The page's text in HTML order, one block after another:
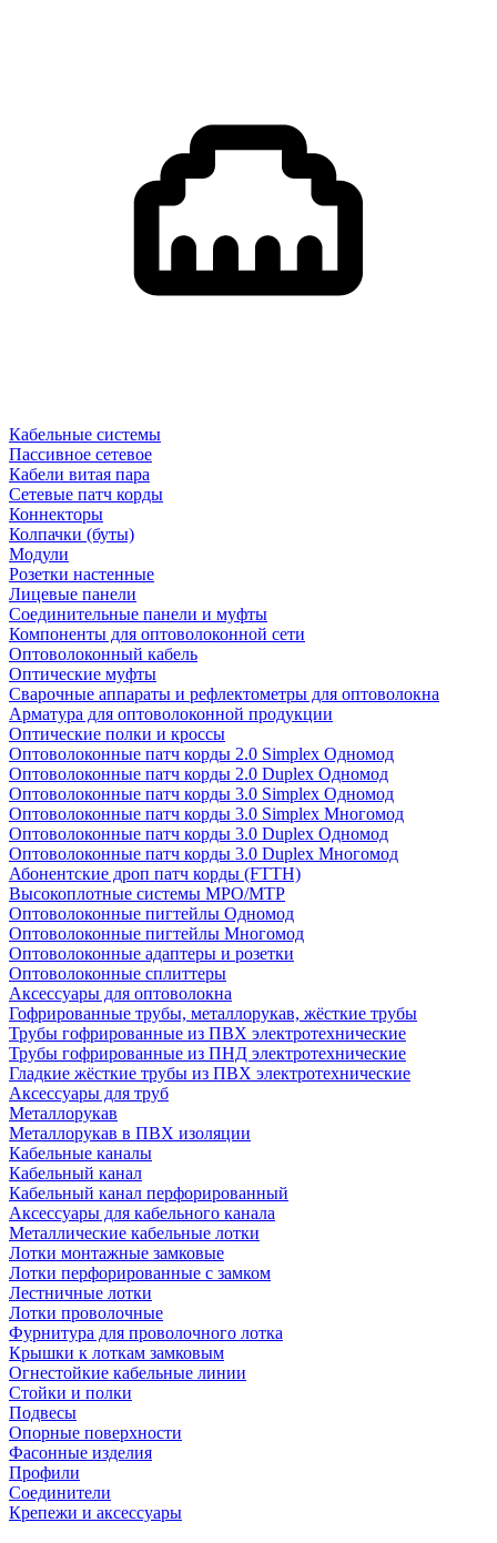
Кабельные системы
Пассивное сетевое
Кабели витая пара
Сетевые патч корды
Коннекторы
Колпачки (буты)
Модули
Розетки настенные
Лицевые панели
Соединительные панели и муфты
Компоненты для оптоволоконной сети
Оптоволоконный кабель
Оптические муфты
Сварочные аппараты и рефлектометры для оптоволокна
Арматура для оптоволоконной продукции
Оптические полки и кроссы
Оптоволоконные патч корды 2.0 Simplex Одномод
Оптоволоконные патч корды 2.0 Duplex Одномод
Оптоволоконные патч корды 3.0 Simplex Одномод
Оптоволоконные патч корды 3.0 Simplex Многомод
Оптоволоконные патч корды 3.0 Duplex Одномод
Оптоволоконные патч корды 3.0 Duplex Многомод
Абонентские дроп патч корды (FTTH)
Высокоплотные системы MPO/MTP
Оптоволоконные пигтейлы Одномод
Оптоволоконные пигтейлы Многомод
Оптоволоконные адаптеры и розетки
Оптоволоконные сплиттеры
Аксессуары для оптоволокна
Гофрированные трубы, металлорукав, жёсткие трубы
Трубы гофрированные из ПВХ электротехнические
Трубы гофрированные из ПНД электротехнические
Гладкие жёсткие трубы из ПВХ электротехнические
Аксессуары для труб
Металлорукав
Металлорукав в ПВХ изоляции
Кабельные каналы
Кабельный канал
Кабельный канал перфорированный
Аксессуары для кабельного канала
Металлические кабельные лотки
Лотки монтажные замковые
Лотки перфорированные с замком
Лестничные лотки
Лотки проволочные
Фурнитура для проволочного лотка
Крышки к лоткам замковым
Огнестойкие кабельные линии
Стойки и полки
Подвесы
Опорные поверхности
Фасонные изделия
Профили
Соединители
Крепежи и аксессуары